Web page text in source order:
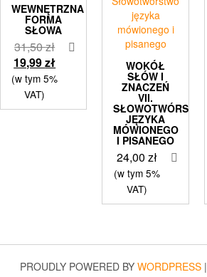
WEWNĘTRZNA
FORMA
SŁOWA
31,50złPierwotna
cena
wynosiła:
19,99złAktualna
cena
19,99 zł.
(w tym 5%
VAT)
WOKÓŁ
SŁÓW I
ZNACZEŃ
VII.
SŁOWOTWÓRSTWO
JĘZYKA
MÓWIONEGO
I PISANEGO
24,00 zł
(w tym 5%
VAT)
PROUDLY POWERED BY WORDPRESS |